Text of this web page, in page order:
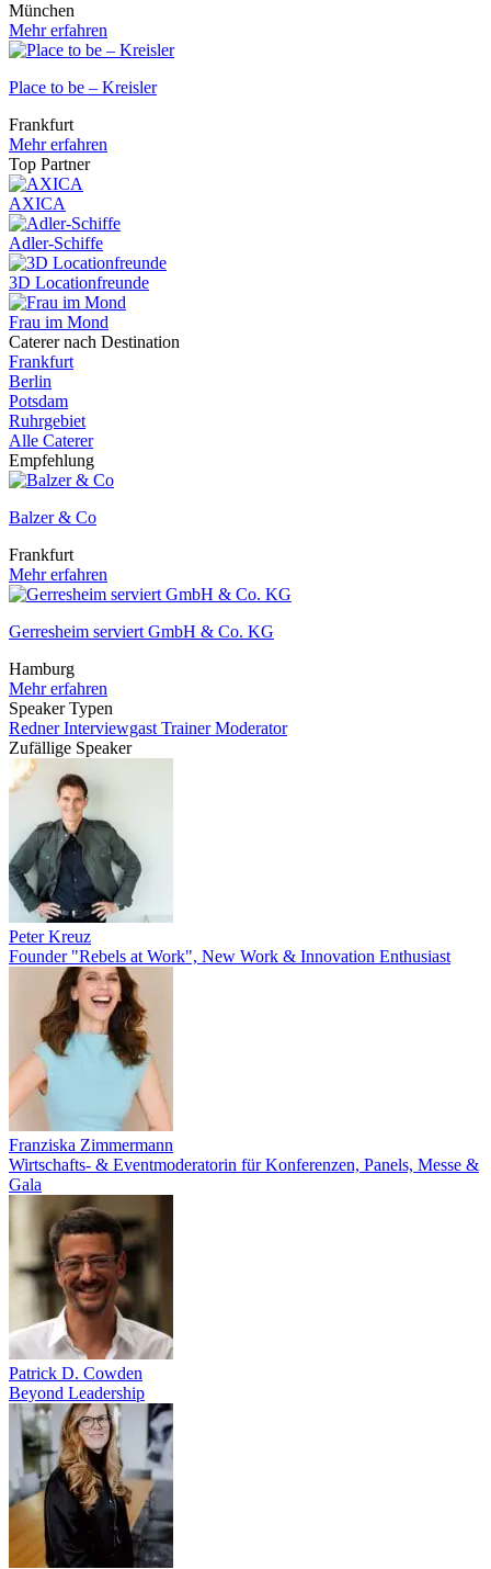
München
Mehr erfahren
Place to be – Kreisler
Frankfurt
Mehr erfahren
Top Partner
AXICA
Adler-Schiffe
3D Locationfreunde
Frau im Mond
Caterer nach Destination
Frankfurt
Berlin
Potsdam
Ruhrgebiet
Alle Caterer
Empfehlung
Balzer & Co
Frankfurt
Mehr erfahren
Gerresheim serviert GmbH & Co. KG
Hamburg
Mehr erfahren
Speaker Typen
RednerInterviewgast TrainerModerator
Zufällige Speaker
Peter Kreuz
Founder "Rebels at Work", New Work & Innovation Enthusiast
Franziska Zimmermann
Wirtschafts- & Eventmoderatorin für Konferenzen, Panels, Messe &
Gala
Patrick D. Cowden
Beyond Leadership